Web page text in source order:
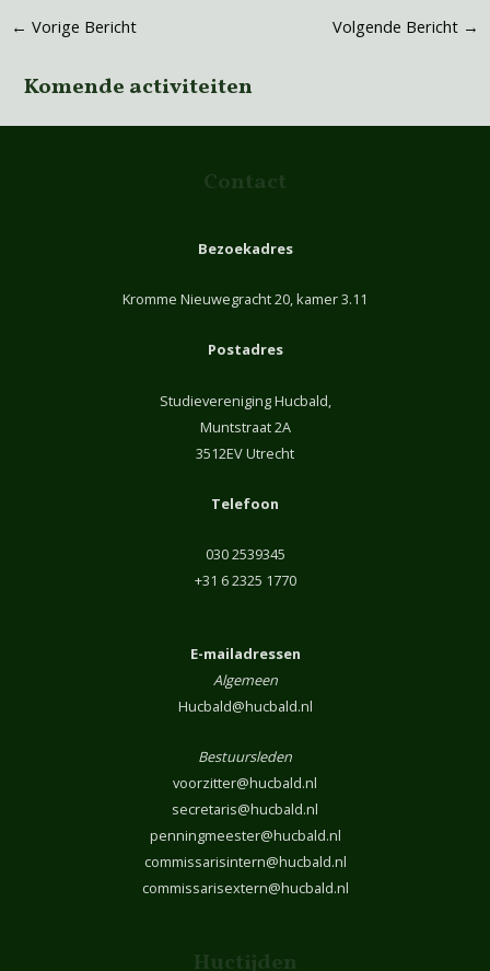
← Vorige Bericht Volgende Bericht →
Komende activiteiten
Contact
Bezoekadres
Kromme Nieuwegracht 20, kamer 3.11
Postadres
Studievereniging Hucbald,
Muntstraat 2A
3512EV Utrecht
Telefoon
030 2539345
+31 6 2325 1770
E-mailadressen
Algemeen
Hucbald@hucbald.nl
Bestuursleden
voorzitter@hucbald.nl
secretaris@hucbald.nl
penningmeester@hucbald.nl
commissarisintern@hucbald.nl
commissarisextern@hucbald.nl
Huctijden